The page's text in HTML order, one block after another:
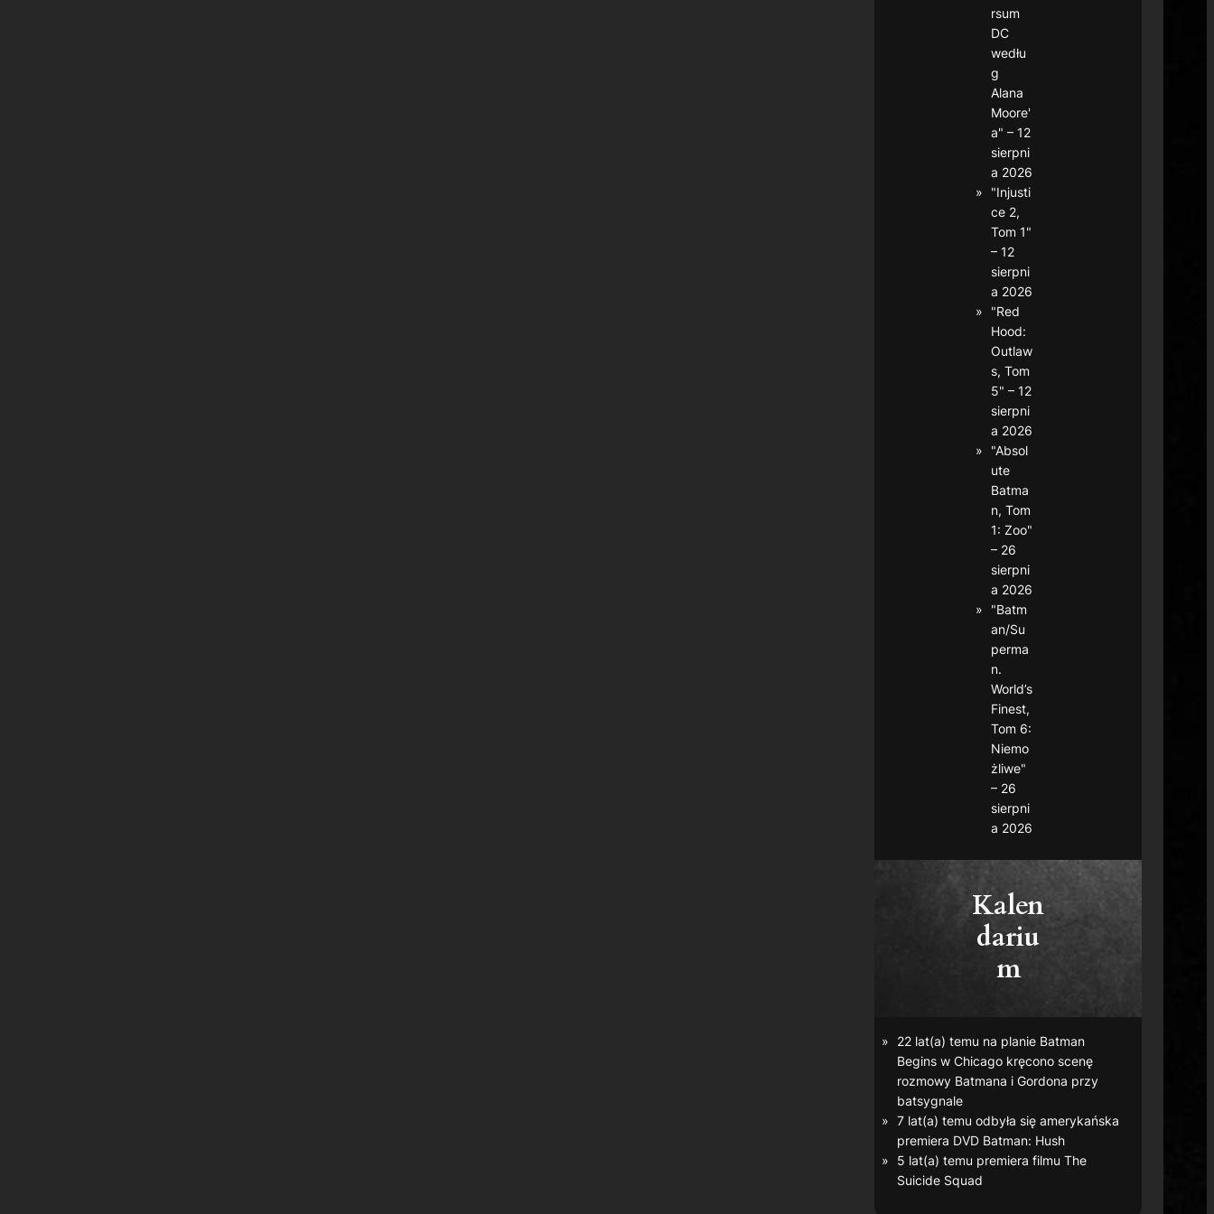
rsum
DC
wedłu
g
Alana
Moore'
a" – 12
sierpni
a 2026
"Injusti
ce 2,
Tom 1"
– 12
sierpni
a 2026
"Red
Hood:
Outlaw
s, Tom
5" – 12
sierpni
a 2026
"Absol
ute
Batma
n, Tom
1: Zoo"
– 26
sierpni
a 2026
"Batm
an/Su
perma
n.
World’s
Finest,
Tom 6:
Niemo
żliwe"
– 26
sierpni
a 2026
Kalen
dariu
m
22 lat(a) temu na planie Batman
Begins w Chicago kręcono scenę
rozmowy Batmana i Gordona przy
batsygnale
7 lat(a) temu odbyła się amerykańska
premiera DVD Batman: Hush
5 lat(a) temu premiera filmuThe
Suicide Squad